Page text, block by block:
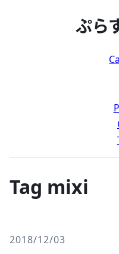
ぷら
Tag mixi
2018/12/03